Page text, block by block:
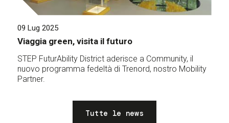
09 Lug 2025
Viaggia green, visita il futuro
STEP FuturAbility District aderisce a Community, il
nuovo programma fedeltà di Trenord, nostro Mobility
Partner.
Tutte le news